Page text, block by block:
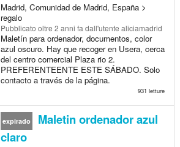
Madrid, Comunidad de Madrid, España >
regalo
Pubblicato oltre 2 anni fa dall'utente aliciamadrid
Maletín para ordenador, documentos, color
azul oscuro. Hay que recoger en Usera, cerca
del centro comercial Plaza rio 2.
PREFERENTEENTE ESTE SÁBADO. Solo
contacto a través de la página.
931 letture
expirado
Maletin ordenador azul
claro